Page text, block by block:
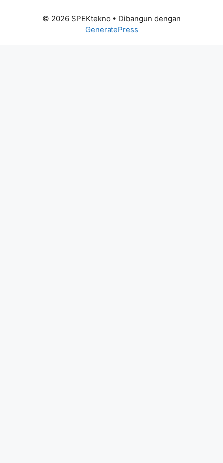
© 2026 SPEKtekno • Dibangun dengan
GeneratePress